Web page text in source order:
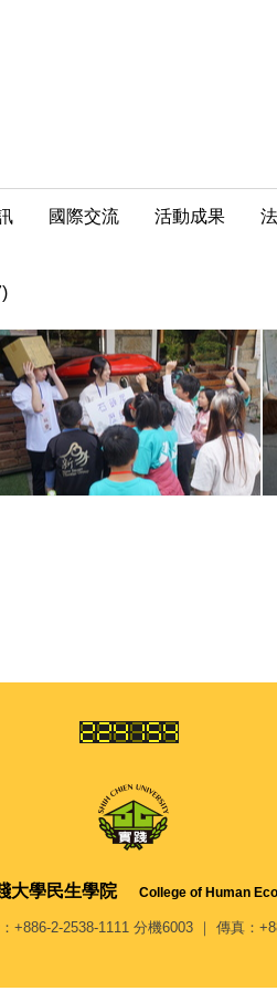
國際交流 活動成果
大學民生學院 College of Human
+886-2-2538-1111 分機6003 ｜ 傳真：